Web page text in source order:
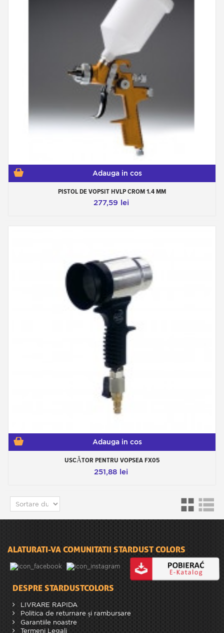
Adauga in cos
PISTOL DE VOPSIT HVLP CROM 1.4 MM
277,59 lei
Adauga in cos
USCĂTOR PENTRU VOPSEA FX05
251,88 lei
ALATURATI-VA COMUNITATII STARDUST COLORS
DESPRE STARDUSTCOLORS
LIVRARE RAPIDA
Politica de returnare și rambursare
Garantiile noastre
Termeni Legali